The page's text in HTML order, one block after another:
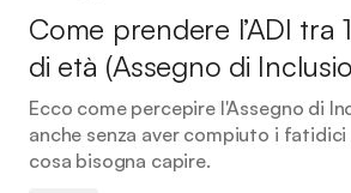
Come prendere l’ADI tra
di età (Assegno di
Ecco come percepire l'Assegno di
anche senza aver compiuto i
cosa bisogna capire.